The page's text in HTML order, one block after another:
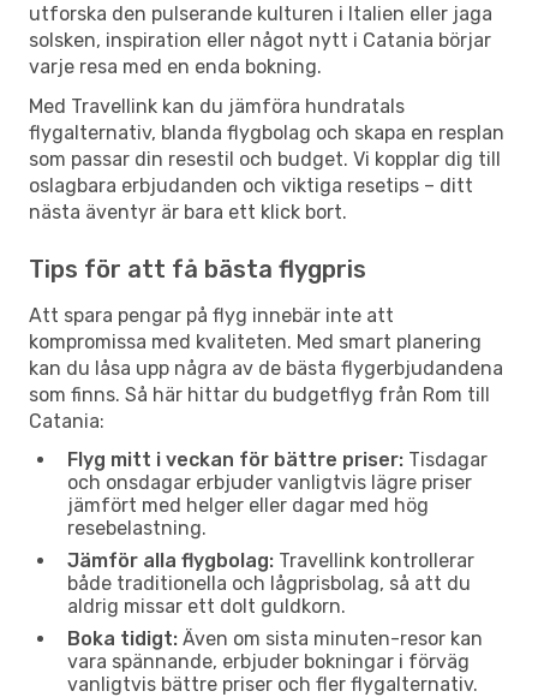
utforska den pulserande kulturen i Italien eller jaga
solsken, inspiration eller något nytt i Catania börjar
varje resa med en enda bokning.
Med Travellink kan du jämföra hundratals
flygalternativ, blanda flygbolag och skapa en resplan
som passar din resestil och budget. Vi kopplar dig till
oslagbara erbjudanden och viktiga resetips – ditt
nästa äventyr är bara ett klick bort.
Tips för att få bästa flygpris
Att spara pengar på flyg innebär inte att
kompromissa med kvaliteten. Med smart planering
kan du låsa upp några av de bästa flygerbjudandena
som finns. Så här hittar du budgetflyg från Rom till
Catania:
Flyg mitt i veckan för bättre priser: Tisdagar
och onsdagar erbjuder vanligtvis lägre priser
jämfört med helger eller dagar med hög
resebelastning.
Jämför alla flygbolag: Travellink kontrollerar
både traditionella och lågprisbolag, så att du
aldrig missar ett dolt guldkorn.
Boka tidigt: Även om sista minuten-resor kan
vara spännande, erbjuder bokningar i förväg
vanligtvis bättre priser och fler flygalternativ.